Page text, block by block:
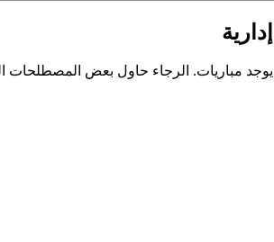
مباريات. الرجاء حاول بعض المصطلحات